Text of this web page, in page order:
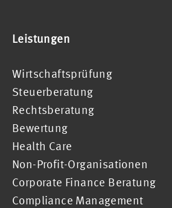
Leistungen
Wirtschaftsprüfung
Steuerberatung
Rechtsberatung
Bewertung
Health Care
Non-Profit-Organisationen
Corporate Finance Beratung
Compliance Management